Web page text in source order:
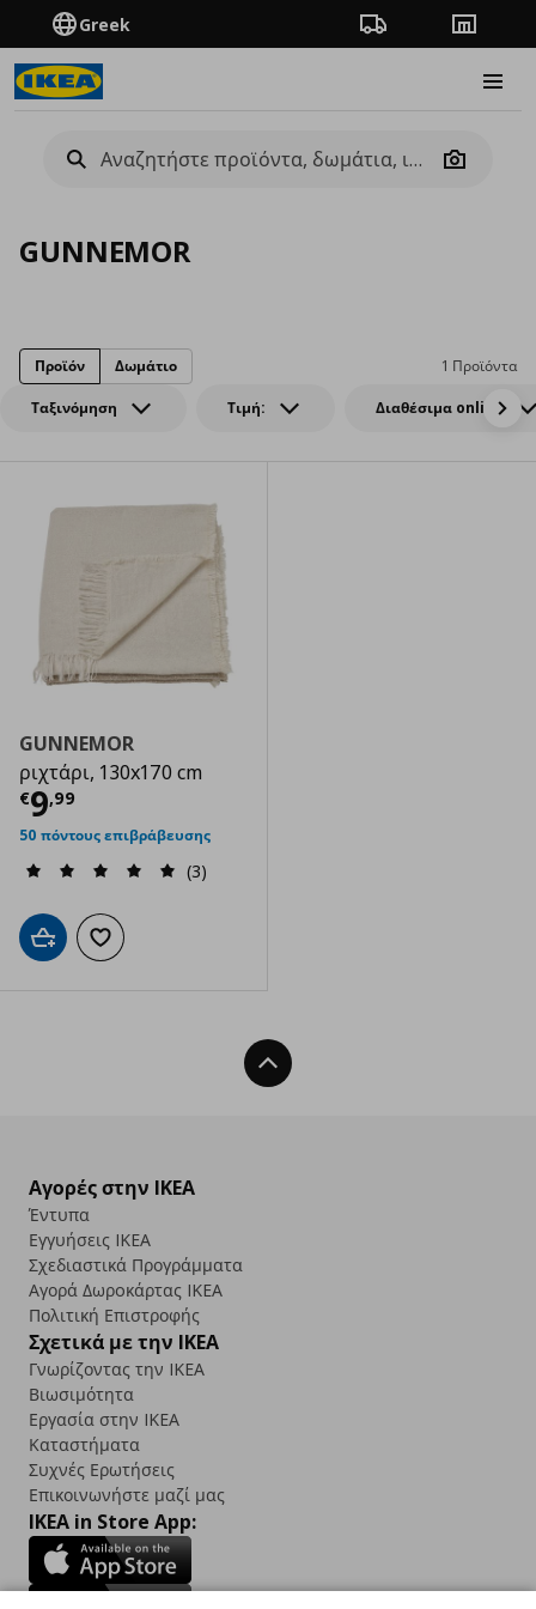
Greek Πορεία παραγγελίας
Camera
GUNNEMOR
Ταξινόμηση Τιμή: Διαθέσιμα online
1 Προϊόντα
Προϊόν Δωμάτιο
GUNNEMOR
ριχτάρι, 130x170 cm
€9,99
Τρέχουσα τιμή
50 πόντους επιβράβευσης
(3)
Προσθήκη στο καλάθι
Προσθήκη στα αγαπημένα
Back To Top
Αγορές στην IKEA
Έντυπα
Εγγυήσεις IKEA
Σχεδιαστικά Προγράμματα
Αγορά Δωρoκάρτας IKEA
Πολιτική Επιστροφής
Σχετικά με την IKEA
Γνωρίζοντας την IKEA
Βιωσιμότητα
Εργασία στην IKEA
Καταστήματα
Συχνές Ερωτήσεις
Επικοινωνήστε μαζί μας
IKEA in Store App: